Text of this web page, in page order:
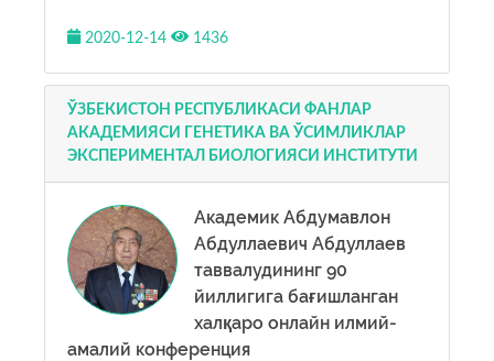
2020-12-14 1436
ЎЗБЕКИСТОН РЕСПУБЛИКАСИ ФАНЛАР
АКАДЕМИЯСИ ГЕНЕТИКА ВА ЎСИМЛИКЛАР
ЭКСПЕРИМЕНТАЛ БИОЛОГИЯСИ ИНСТИТУТИ
Академик Абдумавлон
Абдуллаевич Абдуллаев
таввалудининг 90
йиллигига бағишланган
халқаро онлайн илмий-
амалий конференция